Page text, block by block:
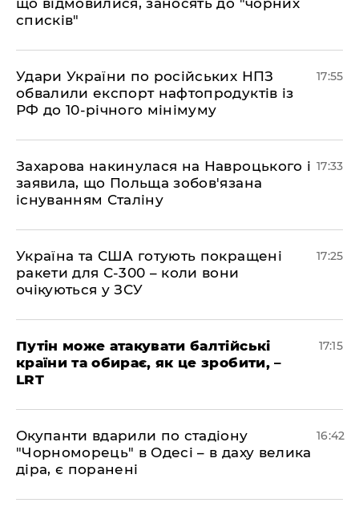
що відмовилися, заносять до "чорних
списків"
​Удари України по російських НПЗ
обвалили експорт нафтопродуктів із
РФ до 10-річного мінімуму
17:55
​Захарова накинулася на Навроцького і
заявила, що Польща зобов'язана
існуванням Сталіну
17:33
​Україна та США готують покращені
ракети для С-300 – коли вони
очікуються у ЗСУ
17:25
​Путін може атакувати балтійські
країни та обирає, як це зробити, –
LRT
17:15
​Окупанти вдарили по стадіону
"Чорноморець" в Одесі – в даху велика
діра, є поранені
16:42